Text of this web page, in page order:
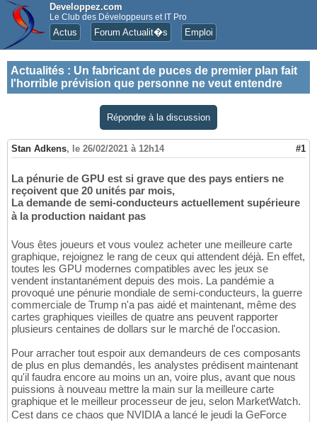
Developpez.com
Le Club des Développeurs et IT Pro
Actus Forum Actualit�s Emploi
Actualités : Un fabricant de puces de premier plan fait
l'horrible prévision que personne ne veut entendre
Répondre à la discussion
Stan Adkens, le 26/02/2021 à 12h14 #1
La pénurie de GPU est si grave que des pays entiers ne
reçoivent que 20 unités par mois,
La demande de semi-conducteurs actuellement supérieure
à la production naidant pas
Vous êtes joueurs et vous voulez acheter une meilleure carte
graphique, rejoignez le rang de ceux qui attendent déjà. En effet,
toutes les GPU modernes compatibles avec les jeux se
vendent instantanément depuis des mois. La pandémie a
provoqué une pénurie mondiale de semi-conducteurs, la guerre
commerciale de Trump n'a pas aidé et maintenant, même des
cartes graphiques vieilles de quatre ans peuvent rapporter
plusieurs centaines de dollars sur le marché de l'occasion.
Pour arracher tout espoir aux demandeurs de ces composants
de plus en plus demandés, les analystes prédisent maintenant
qu'il faudra encore au moins un an, voire plus, avant que nous
puissions à nouveau mettre la main sur la meilleure carte
graphique et le meilleur processeur de jeu, selon MarketWatch.
Cest dans ce chaos que NVIDIA a lancé le jeudi la GeForce